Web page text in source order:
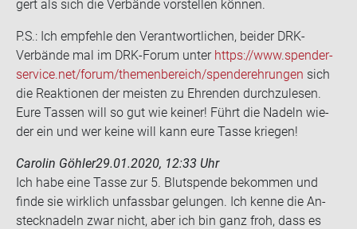
gert als sich die Ver­bän­de vor­stel­len kön­nen.
P.S.: Ich emp­feh­le den Ver­ant­wort­li­chen, bei­der DRK-​
Verbände mal im DRK-​Forum unter https://www.spen­der­
ser­vice.net/forum/the­men­be­reich/spen­der­eh­run­gen sich
die Re­ak­tio­nen der meis­ten zu Eh­ren­den durch­zu­le­sen.
Eure Tas­sen will so gut wie kei­ner! Führt die Na­deln wie­
der ein und wer keine will kann eure Tasse krie­gen!
Carolin Göhler29.01.2020, 12:33 Uhr
Ich habe eine Tasse zur 5. Blut­spen­de be­kom­men und
finde sie wirk­lich un­fass­bar ge­lun­gen. Ich kenne die An­
steck­na­deln zwar nicht, aber ich bin ganz froh, dass es